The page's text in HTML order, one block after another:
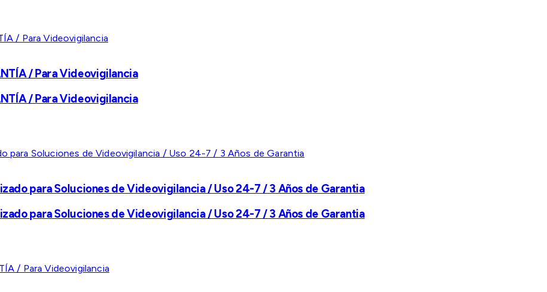
/ Para Videovigilancia
/ Para Videovigilancia
para Soluciones de Videovigilancia / Uso 24-7 / 3 Años de Garantia
para Soluciones de Videovigilancia / Uso 24-7 / 3 Años de Garantia